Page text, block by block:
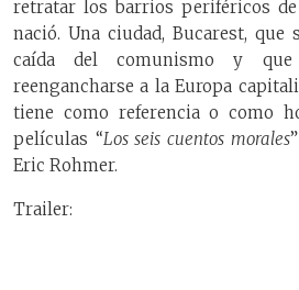
retratar los barrios periféricos
nació. Una ciudad, Bucarest, que
caída del comunismo y
reengancharse a la Europa
tiene como referencia o como
películas “Los seis cuentos morales
Eric Rohmer.
Trailer: